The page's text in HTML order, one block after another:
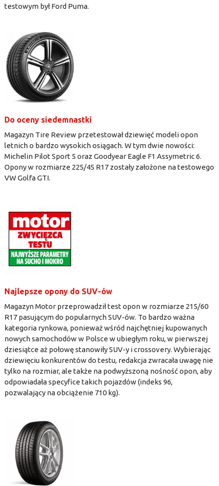
testowym był Ford Puma.
Do oceny siedemnastki
Magazyn Tire Review przetestował dziewięć modeli opon
letnich o bardzo wysokich osiągach. W tym dwie nowości:
Michelin Pilot Sport 5 oraz Goodyear Eagle F1 Assymetric 6.
Opony w rozmiarze 225/45 R17 zostały założone na testowego
VW Golfa GTI.
Najlepsze opony do SUV-ów
Magazyn Motor przeprowadził test opon w rozmiarze 215/60
R17 pasującym do popularnych SUV-ów. To bardzo ważna
kategoria rynkowa, ponieważ wśród najchętniej kupowanych
nowych samochodów w Polsce w ubiegłym roku, w pierwszej
dziesiątce aż połowę stanowiły SUV-y i crossovery. Wybierając
dziewięciu konkurentów do testu, redakcja zwracała uwagę nie
tylko na rozmiar, ale także na podwyższoną nośność opon, aby
odpowiadała specyfice takich pojazdów (indeks 96,
pozwalający na obciążenie 710 kg).